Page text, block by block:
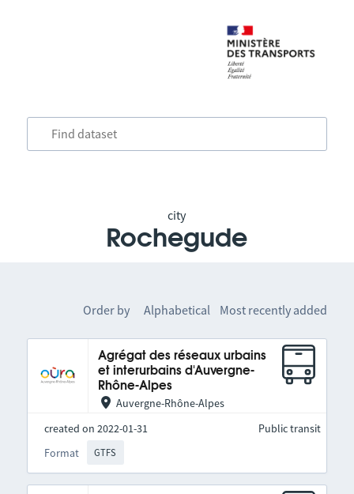
city
Rochegude
Order by Alphabetical Most recently added
Agrégat des réseaux urbains
et interurbains d'Auvergne-
Rhône-Alpes
Auvergne-Rhône-Alpes
created on 2022-01-31
Format
GTFS
Public transit